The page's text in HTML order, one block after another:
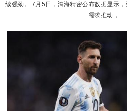
续强劲。 7月5日，鸿海精密公布数据显示
需求推动，...